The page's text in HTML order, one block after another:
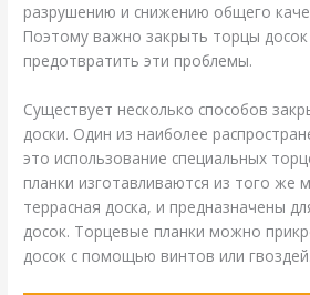
разрушению и снижению общего
Поэтому важно закрыть торцы
предотвратить эти проблемы.
Существует несколько способов
доски. Один из наиболее
это использование специальных
планки изготавливаются из того же
террасная доска, и предназначены
досок. Торцевые планки можно
досок с помощью винтов или гвоздей.